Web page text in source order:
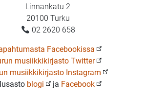
Linnankatu 2
20100 Turku
02 2620 658
Facebookissa
musiikkikirjasto Twitter
musiikkikirjasto Instagram
blogi ja Facebook